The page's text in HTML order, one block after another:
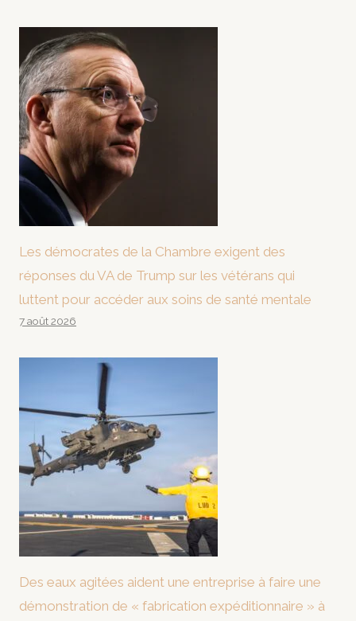
Les démocrates de la Chambre exigent des
réponses du VA de Trump sur les vétérans qui
luttent pour accéder aux soins de santé mentale
7 août 2026
Des eaux agitées aident une entreprise à faire une
démonstration de « fabrication expéditionnaire » à